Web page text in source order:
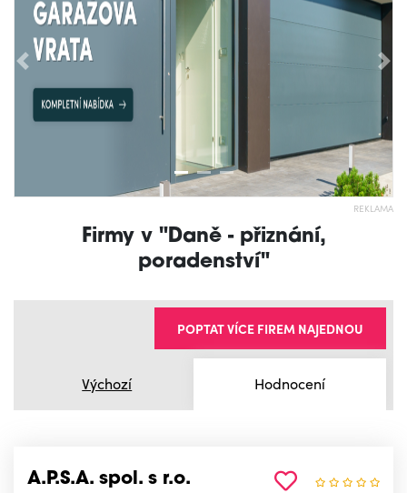
Předchozí
REKLAMA
Firmy v "Daně - přiznání,
poradenství"
Výchozí Hodnocení
POPTAT VÍCE FIREM NAJEDNOU
A.P.S.A. spol. s r.o.